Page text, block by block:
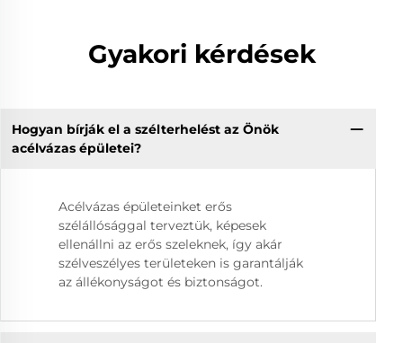
Gyakori kérdések
Hogyan bírják el a szélterhelést az Önök
acélvázas épületei?
Acélvázas épületeinket erős
szélállósággal terveztük, képesek
ellenállni az erős szeleknek, így akár
szélveszélyes területeken is garantálják
az állékonyságot és biztonságot.